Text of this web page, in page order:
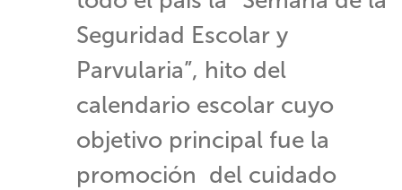
Seguridad Escolar y
Parvularia”, hito del
calendario escolar cuyo
objetivo principal fue la
promoción del cuidado